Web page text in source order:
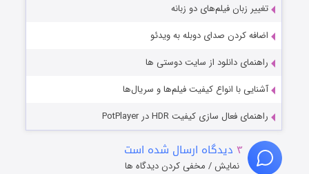
تغییر زبان فیلم‌های دو زبانه
اضافه کردن صدای دوبله به ویدئو
راهنمای دانلود از سایت دوستی ها
آشنایی با انواع کیفیت فیلم‌ها و سریال‌ها
راهنمای فعال سازی کیفیت HDR در PotPlayer
۳ دیدگاه ارسال شده است
نمایش / مخفی کردن دیدگاه ها